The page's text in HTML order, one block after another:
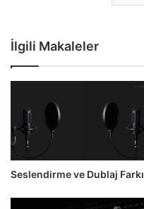
İlgili Makaleler
Seslendirme ve Dublaj Farkı